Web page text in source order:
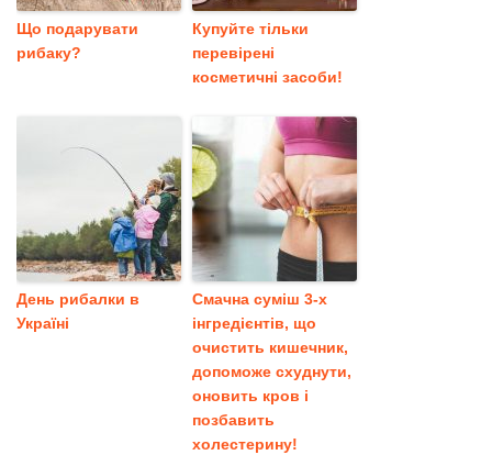
Що подарувати
рибаку?
Купуйте тільки
перевірені
косметичні засоби!
День рибалки в
Україні
Смачна суміш 3-х
інгредієнтів, що
очистить кишечник,
допоможе схуднути,
оновить кров і
позбавить
холестерину!